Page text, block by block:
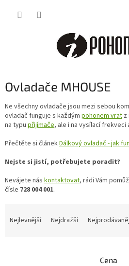
Ovladače MHOUSE
Ne všechny ovladače jsou mezi sebou
ovladač funguje s každým pohonem vrat z
na typu přijímače, ale i na vysílací frekveci
Přečtěte si článekDálkový ovladač - jak
Nejste si jistí, potřebujete poradit?
Nevájete nás kontaktovat, rádi Vám
čísle 728 004 001.
Nejlevnější Nejdražší
Cena